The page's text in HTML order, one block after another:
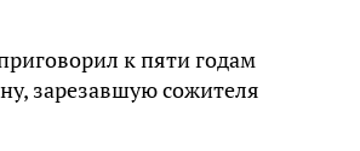
к пяти годам
зарезавшую сожителя